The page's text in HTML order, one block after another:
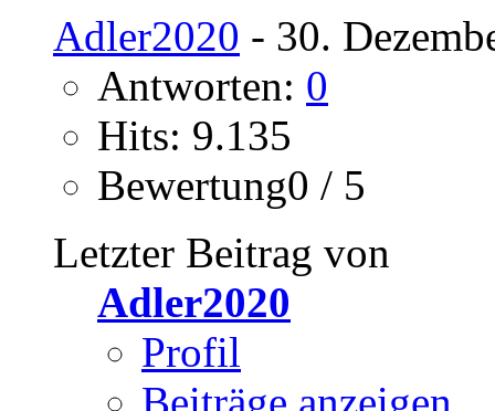
Adler2020 - 30.
Antworten: 0
Hits: 9.135
Bewertung0 / 5
Letzter Beitrag von
Adler2020
Profil